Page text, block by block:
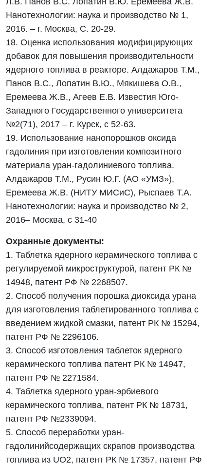
Нанотехнологии: наука и производство № 1,
2016. – г. Москва, С. 20-29.
18. Оценка использования модифицирующих
добавок для повышения производительности
ядерного топлива в реакторе. Алдажаров Т.М.,
Панов В.С., Лопатин В.Ю., Мякишева О.В.,
Еремеева Ж.В., Агеев Е.В. Известия Юго-
Западного Государственного университета
№2(71), 2017 – г. Курск, с 52-63.
19. Использование нанопорошков оксида
гадолиния при изготовлении композитного
материала уран-гадолиниевого топлива.
Алдажаров Т.М., Русин Ю.Г. (АО «УМЗ»),
Еремеева Ж.В. (НИТУ МИСиС), Рыспаев Т.А.
Нанотехнологии: наука и производство № 2,
2016– Москва, с 31-40
Охранные документы:
1. Таблетка ядерного керамического топлива с
регулируемой микроструктурой, патент РК №
14948, патент РФ № 2268507.
2. Способ получения порошка диоксида урана
для изготовления таблетированного топлива с
введением жидкой смазки, патент РК № 15294,
патент РФ № 2296106.
3. Способ изготовления таблеток ядерного
керамического топлива патент РК № 14947,
патент РФ № 2271584.
4. Таблетка ядерного уран-эрбиевого
керамического топлива, патент РК № 18731,
патент РФ №2339094.
5. Способ переработки уран-
гадолинийсодержащих скрапов производства
топлива из UO2, патент РК № 17357, патент РФ